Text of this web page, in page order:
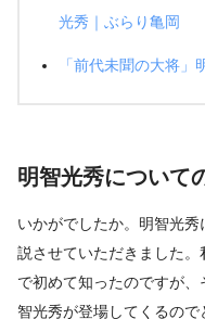
光秀｜ぶらり亀岡
「前代未聞の大将
明智光秀について
いかがでしたか。明智光
説させていただきました
で初めて知ったのですが
智光秀が登場してくるの